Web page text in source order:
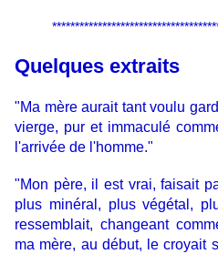
Quelques extraits
"Ma mère aurait tant voulu
vierge, pur et immaculé
l'arrivée de l'homme."
"Mon père, il est vrai, faisait
plus minéral, plus végétal,
ressemblait, changeant
ma mère, au début, le croyait